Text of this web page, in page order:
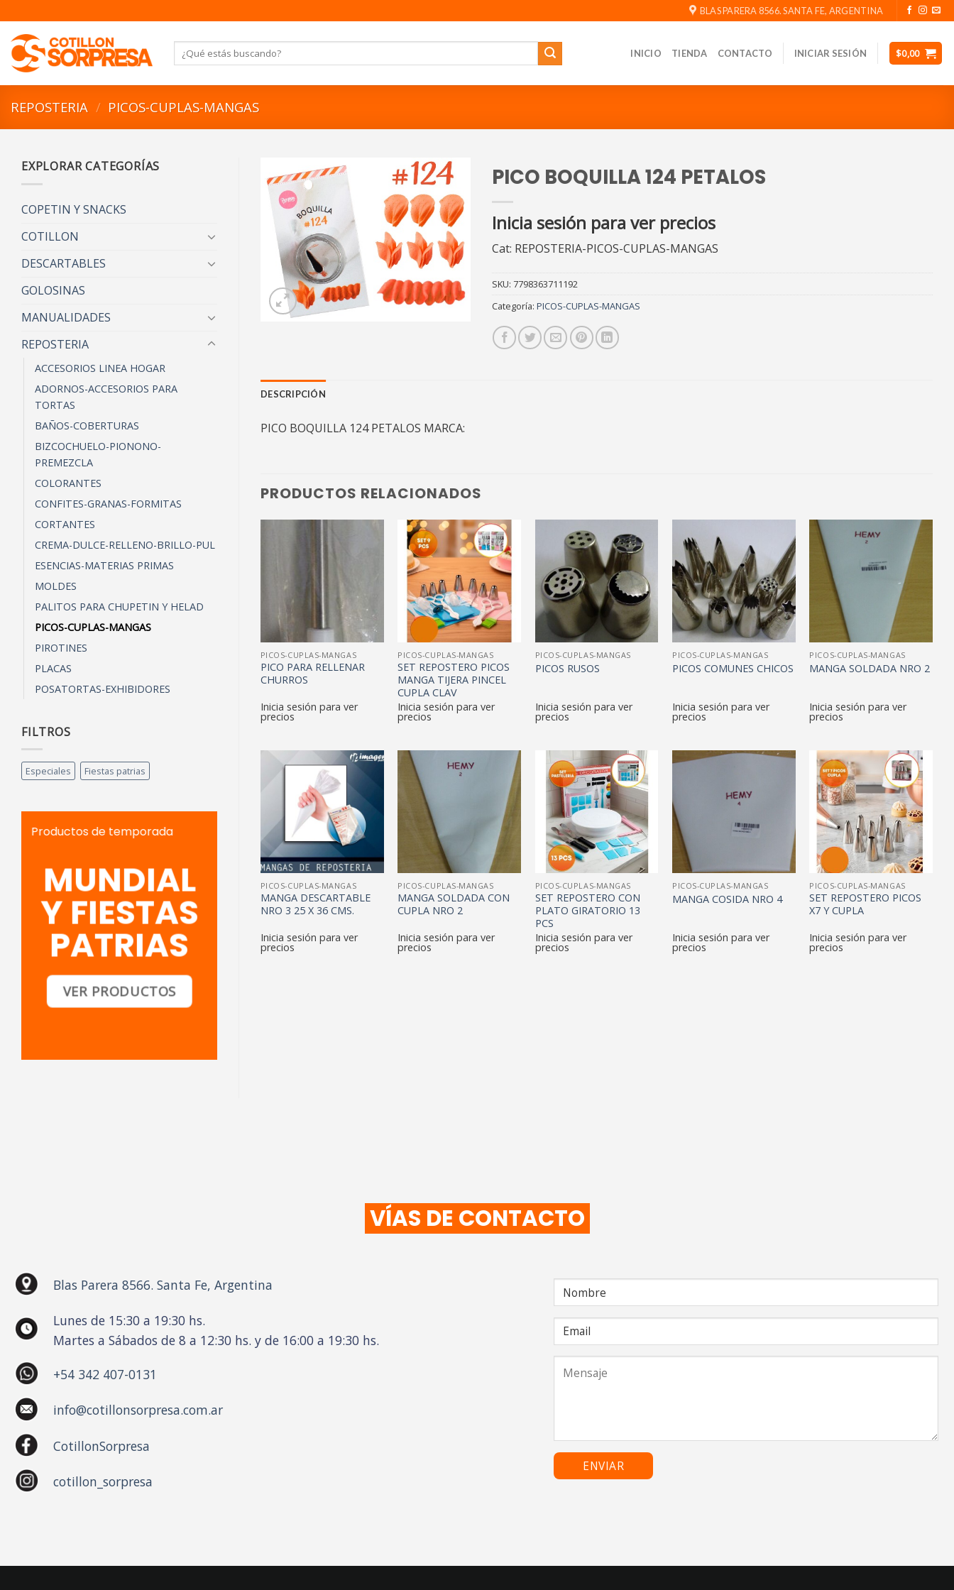
al
contenido
BLAS PARERA 8566. SANTA FE, ARGENTINA
Buscar
por:
INICIO TIENDA CONTACTO INICIAR SESIÓN $0,00
REPOSTERIA / PICOS-CUPLAS-MANGAS
EXPLORAR CATEGORÍAS
COPETIN Y SNACKS
COTILLON
DESCARTABLES
GOLOSINAS
MANUALIDADES
REPOSTERIA
ACCESORIOS LINEA HOGAR
ADORNOS-ACCESORIOS PARA
TORTAS
BAÑOS-COBERTURAS
BIZCOCHUELO-PIONONO-
PREMEZCLA
COLORANTES
CONFITES-GRANAS-FORMITAS
CORTANTES
CREMA-DULCE-RELLENO-BRILLO-PUL
ESENCIAS-MATERIAS PRIMAS
MOLDES
PALITOS PARA CHUPETIN Y HELAD
PICOS-CUPLAS-MANGAS
PIROTINES
PLACAS
POSATORTAS-EXHIBIDORES
FILTROS
Especiales Fiestas patrias
MUNDIAL
Y FIESTAS
PATRIAS
VER PRODUCTOS
Productos de temporada
PICO BOQUILLA 124 PETALOS
Inicia sesión para ver precios
Cat: REPOSTERIA-PICOS-CUPLAS-MANGAS
SKU: 7798363711192
Categoría: PICOS-CUPLAS-MANGAS
DESCRIPCIÓN
PICO BOQUILLA 124 PETALOS MARCA:
PRODUCTOS RELACIONADOS
PICOS-CUPLAS-MANGAS
PICO PARA RELLENAR
CHURROS
Inicia sesión para ver
precios
PICOS-CUPLAS-MANGAS
SET REPOSTERO PICOS
MANGA TIJERA PINCEL
CUPLA CLAV
Inicia sesión para ver
precios
PICOS-CUPLAS-MANGAS
PICOS RUSOS
Inicia sesión para ver
precios
PICOS-CUPLAS-MANGAS
PICOS COMUNES CHICOS
Inicia sesión para ver
precios
PICOS-CUPLAS-MANGAS
MANGA SOLDADA NRO 2
Inicia sesión para ver
precios
PICOS-CUPLAS-MANGAS
MANGA DESCARTABLE
NRO 3 25 X 36 CMS.
Inicia sesión para ver
precios
PICOS-CUPLAS-MANGAS
MANGA SOLDADA CON
CUPLA NRO 2
Inicia sesión para ver
precios
PICOS-CUPLAS-MANGAS
SET REPOSTERO CON
PLATO GIRATORIO 13
PCS
Inicia sesión para ver
precios
PICOS-CUPLAS-MANGAS
MANGA COSIDA NRO 4
Inicia sesión para ver
precios
PICOS-CUPLAS-MANGAS
SET REPOSTERO PICOS
X7 Y CUPLA
Inicia sesión para ver
precios
VÍAS DE CONTACTO
Blas Parera 8566. Santa Fe, Argentina
Lunes de 15:30 a 19:30 hs.
Martes a Sábados de 8 a 12:30 hs. y de 16:00 a 19:30 hs.
+54 342 407-0131
info@cotillonsorpresa.com.ar
CotillonSorpresa
cotillon_sorpresa